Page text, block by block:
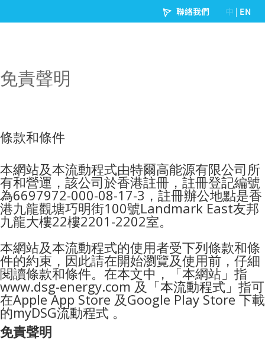
免責聲明
條款和條件
本網站及本流動程式由特爾高能源有限公司所
有和營運，該公司於香港註冊，註冊登記編號
為6697972-000-08-17-3，註冊辦公地點是香
港九龍觀塘巧明街100號Landmark East友邦
九龍大樓22樓2201-2202室。
本網站及本流動程式的使用者受下列條款和條
件的約束，因此請在開始瀏覽及使用前，仔細
閱讀條款和條件。在本文中，「本網站」指
www.dsg-energy.com 及「本流動程式」指可
在Apple App Store 及Google Play Store 下載
的myDSG流動程式 。
免責聲明